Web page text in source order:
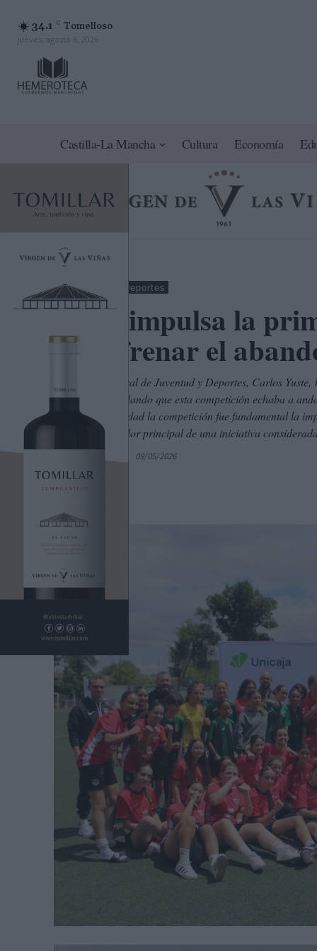
34.1 C Tomelloso
jueves, agosto 6, 2026
Castilla-La Mancha Cultura Economía
Ciudad Real Deportes
CLM impulsa la
para frenar el
El director general de Juventud y Deportes, Carlos
femenino, recordando que esta competición echaba a
Para hacer realidad la competición fue fundamental la
como patrocinador principal de una iniciativa
09/05/2026